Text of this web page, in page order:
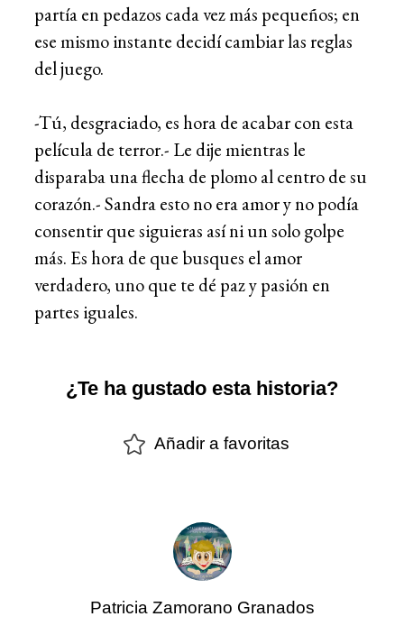
partía en pedazos cada vez más pequeños; en
ese mismo instante decidí cambiar las reglas
del juego.
-Tú, desgraciado, es hora de acabar con esta
película de terror.- Le dije mientras le
disparaba una flecha de plomo al centro de su
corazón.- Sandra esto no era amor y no podía
consentir que siguieras así ni un solo golpe
más. Es hora de que busques el amor
verdadero, uno que te dé paz y pasión en
partes iguales.
¿Te ha gustado esta historia?
Añadir a favoritas
Patricia Zamorano Granados